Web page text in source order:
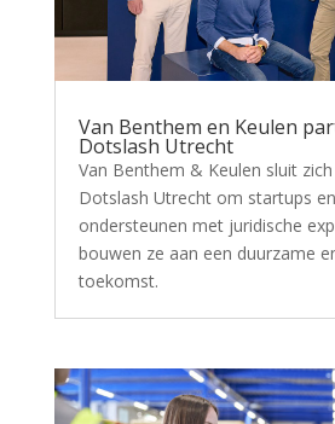
Van Benthem en Keulen
Dotslash Utrecht
Van Benthem & Keulen sluit
Dotslash Utrecht om startups
ondersteunen met juridische
bouwen ze aan een duurzame
toekomst.